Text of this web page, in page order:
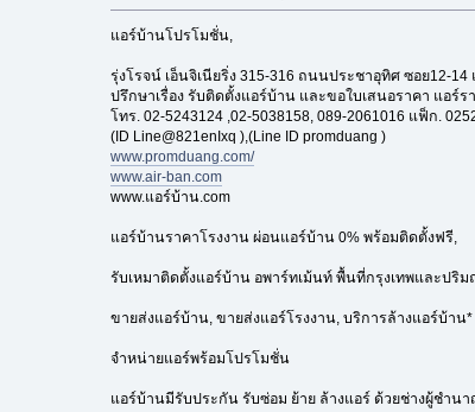
แอร์บ้านโปรโมชั่น,
รุ่งโรจน์ เอ็นจิเนียริ่ง 315-316 ถนนประชาอุทิศ ซอย12-
ปรึกษาเรื่อง รับติดตั้งแอร์บ้าน และขอใบเสนอราคา แอร์ร
โทร. 02-5243124 ,02-5038158, 089-2061016 แฟ็ก.
(ID Line@821enIxq ),(Line ID promduang )
www.promduang.com/
www.air-ban.com
www.แอร์บ้าน.com
แอร์บ้านราคาโรงงาน ผ่อนแอร์บ้าน 0% พร้อมติดตั้งฟรี,
รับเหมาติดตั้งแอร์บ้าน อพาร์ทเม้นท์ พื้นที่กรุงเทพและปริ
ขายส่งแอร์บ้าน, ขายส่งแอร์โรงงาน, บริการล้างแอร์บ้าน*
จำหน่ายแอร์พร้อมโปรโมชั่น
แอร์บ้านมีรับประกัน รับซ่อม ย้าย ล้างแอร์ ด้วยช่างผู้ชำน